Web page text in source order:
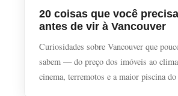
20 coisas que você
antes de vir à Vancouver
Curiosidades sobre Vancouver que
sabem — do preço dos imóveis ao
cinema, terremotos e a maior piscina do